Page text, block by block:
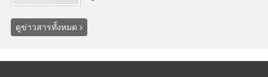
ดูข่าวสารทั้งหมด